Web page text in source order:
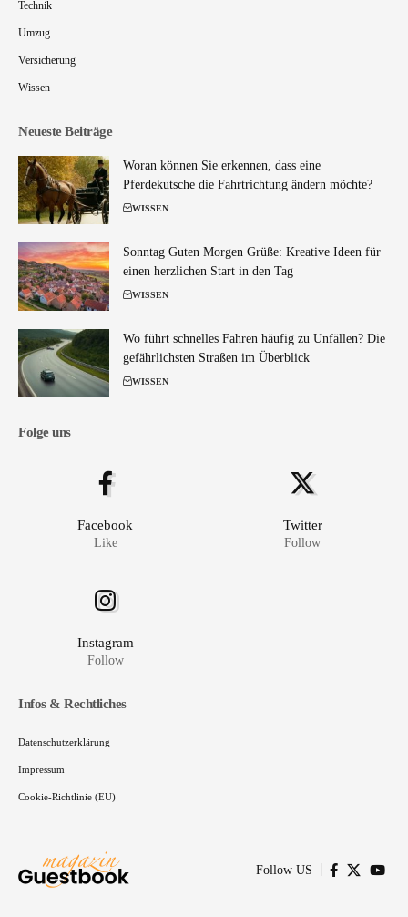
Technik
Umzug
Versicherung
Wissen
Neueste Beiträge
Woran können Sie erkennen, dass eine
Pferdekutsche die Fahrtrichtung ändern möchte?
WISSEN
Sonntag Guten Morgen Grüße: Kreative Ideen für
einen herzlichen Start in den Tag
WISSEN
Wo führt schnelles Fahren häufig zu Unfällen? Die
gefährlichsten Straßen im Überblick
WISSEN
Folge uns
Facebook
Like
Twitter
Follow
Instagram
Follow
Infos & Rechtliches
Datenschutzerklärung
Impressum
Cookie-Richtlinie (EU)
Follow US